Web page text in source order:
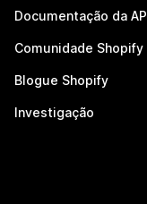
Documentação da API
Comunidade Shopify
Blogue Shopify
Investigação